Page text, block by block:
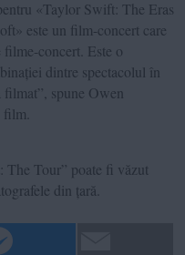
«Taylor Swift: The Eras
este un film-concert care
filme-concert. Este o
dintre spectacolul în
spune Owen
Tour” poate fi văzut
din țară.